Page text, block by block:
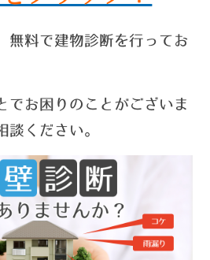
無料で建物診断を行ってお
でお困りのことがございま
談ください。